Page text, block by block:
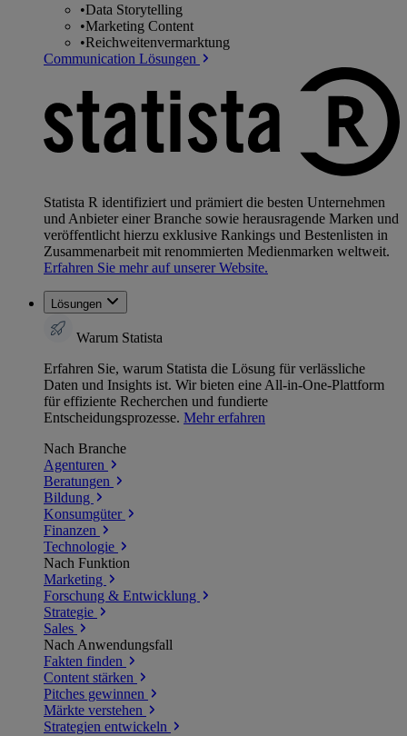
•Data Storytelling
•Marketing Content
•Reichweitenvermarktung
Communication Lösungen
Statista R identifiziert und prämiert die besten Unternehmen
und Anbieter einer Branche sowie herausragende Marken und
veröffentlicht hierzu exklusive Rankings und Bestenlisten in
Zusammenarbeit mit renommierten Medienmarken weltweit.
Erfahren Sie mehr auf unserer Website.
Lösungen
Warum Statista
Erfahren Sie, warum Statista die Lösung für verlässliche
Daten und Insights ist. Wir bieten eine All-in-One-Plattform
für effiziente Recherchen und fundierte
Entscheidungsprozesse. Mehr erfahren
Nach Branche
Agenturen
Beratungen
Bildung
Konsumgüter
Finanzen
Technologie
Nach Funktion
Marketing
Forschung & Entwicklung
Strategie
Sales
Nach Anwendungsfall
Fakten finden
Content stärken
Pitches gewinnen
Märkte verstehen
Strategien entwickeln